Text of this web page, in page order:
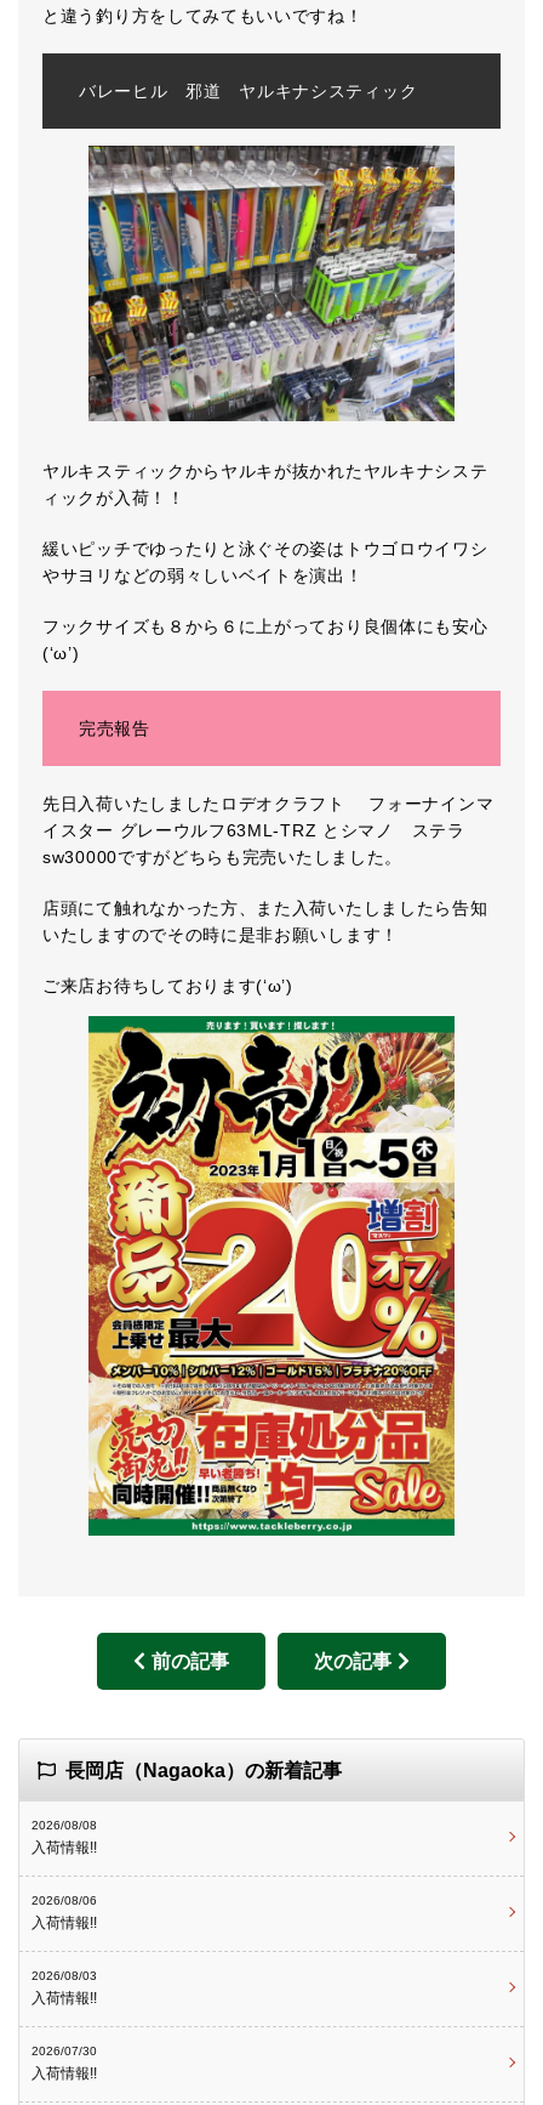
と違う釣り方をしてみてもいいですね！
バレーヒル 邪道 ヤルキナシスティック
ヤルキスティックからヤルキが抜かれたヤルキナシステ
ィックが入荷！！
緩いピッチでゆったりと泳ぐその姿はトウゴロウイワシ
やサヨリなどの弱々しいベイトを演出！
フックサイズも８から６に上がっており良個体にも安心
(‘ω’)
完売報告
先日入荷いたしましたロデオクラフト フォーナインマ
イスター グレーウルフ63ML-TRZ とシマノ ステラ
sw30000ですがどちらも完売いたしました。
店頭にて触れなかった方、また入荷いたしましたら告知
いたしますのでその時に是非お願いします！
ご来店お待ちしております(‘ω’)
前の記事 次の記事
長岡店（Nagaoka）の新着記事
2026/08/08
入荷情報!!
2026/08/06
入荷情報!!
2026/08/03
入荷情報!!
2026/07/30
入荷情報!!